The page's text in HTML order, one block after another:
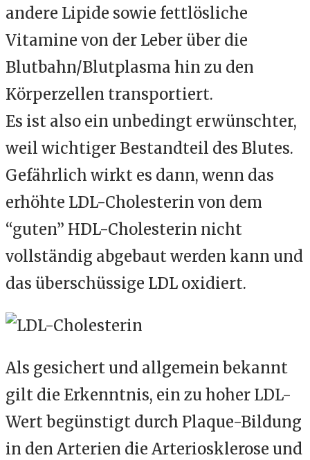
andere Lipide sowie fettlösliche
Vitamine von der Leber über die
Blutbahn/Blutplasma hin zu den
Körperzellen transportiert.
Es ist also ein unbedingt erwünschter,
weil wichtiger Bestandteil des Blutes.
Gefährlich wirkt es dann, wenn das
erhöhte LDL-Cholesterin von dem
“guten” HDL-Cholesterin nicht
vollständig abgebaut werden kann und
das überschüssige LDL oxidiert.
Als gesichert und allgemein bekannt
gilt die Erkenntnis, ein zu hoher LDL-
Wert begünstigt durch Plaque-Bildung
in den Arterien die Arteriosklerose und